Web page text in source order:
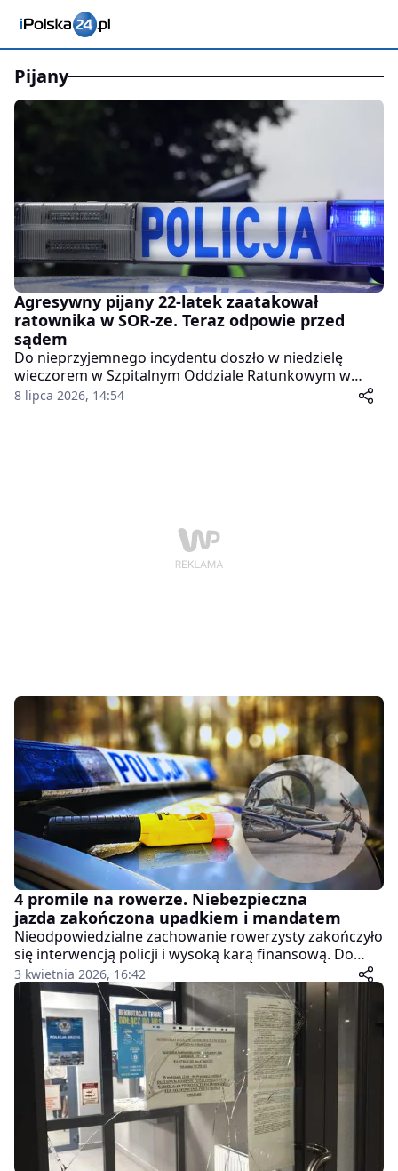
pijany
Agresywny pijany 22-latek zaatakował
ratownika w SOR-ze. Teraz odpowie przed
sądem
Do nieprzyjemnego incydentu doszło w niedzielę
wieczorem w Szpitalnym Oddziale Ratunkowym w
Makowie Mazowieckim. Nietrzeźwy 22-latek zakłócał
8 lipca 2026, 14:54
4 promile na rowerze. Niebezpieczna
jazda zakończona upadkiem i mandatem
Nieodpowiedzialne zachowanie rowerzysty zakończyło
się interwencją policji i wysoką karą finansową. Do
zdarzenia doszło w Strzelce Opolskie, gdzie 40-letni
mężczyzna poruszał się jednośladem w stanie
skrajnego upojenia alkoholowego.
3 kwietnia 2026, 16:42